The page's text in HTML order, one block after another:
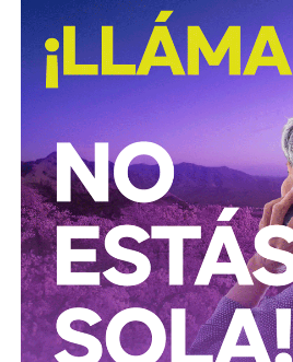
La iniciativa fue turnada a la
para su análisis y dictamen
También lee:
Cuauhtli Badillo pide
movimientos ligados al huachicol